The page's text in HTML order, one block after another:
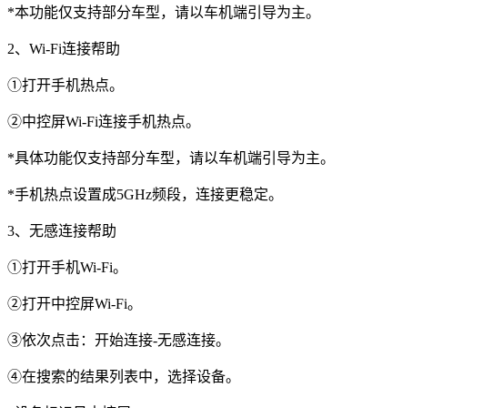
*本功能仅支持部分车型，请以车机端引导为主。
2、Wi-Fi连接帮助
①打开手机热点。
②中控屏Wi-Fi连接手机热点。
*具体功能仅支持部分车型，请以车机端引导为主。
*手机热点设置成5GHz频段，连接更稳定。
3、无感连接帮助
①打开手机Wi-Fi。
②打开中控屏Wi-Fi。
③依次点击：开始连接-无感连接。
④在搜索的结果列表中，选择设备。